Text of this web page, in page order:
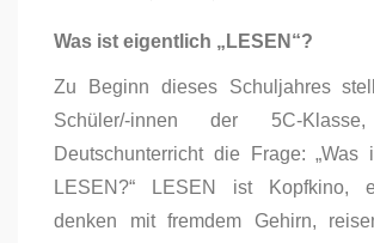
Was ist eigentlich „LESEN“?
Zu Beginn dieses Schuljahres
Schüler/-innen der 5C-
Deutschunterricht die Frage: „Was
LESEN?“ LESEN ist Kopfkino,
denken mit fremdem Gehirn,